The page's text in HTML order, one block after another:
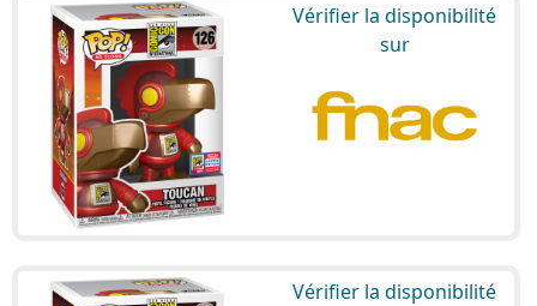
Vérifier la disponibilité
sur
Vérifier la disponibilité